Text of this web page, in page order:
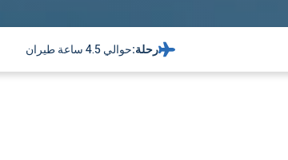
رحلة:حوالي 4.5 ساعة طيران